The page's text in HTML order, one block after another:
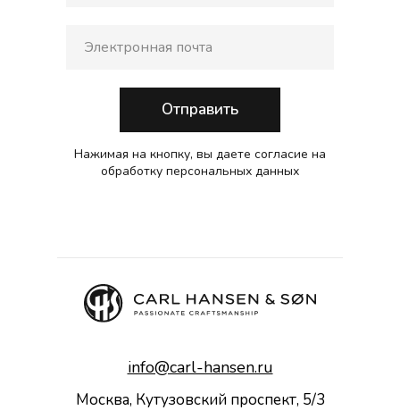
Отправить
Нажимая на кнопку, вы даете согласие на
обработку персональных данных
Москва, Кутузовский проспект, 5/3
info@carl-hansen.ru